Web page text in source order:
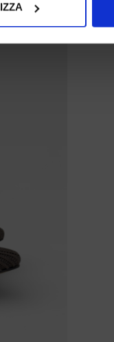
alla ricerca di
il nostro sito
combinarle con altre